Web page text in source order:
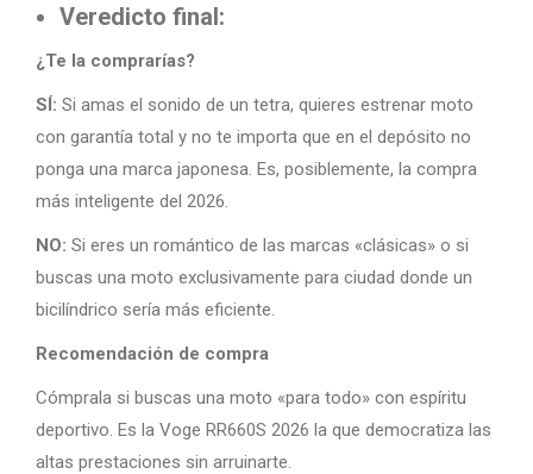
Veredicto final:
¿Te la comprarías?
SÍ: Si amas el sonido de un tetra, quieres estrenar moto
con garantía total y no te importa que en el depósito no
ponga una marca japonesa. Es, posiblemente, la compra
más inteligente del 2026.
NO: Si eres un romántico de las marcas «clásicas» o si
buscas una moto exclusivamente para ciudad donde un
bicilíndrico sería más eficiente.
Recomendación de compra
Cómprala si buscas una moto «para todo» con espíritu
deportivo. Es la Voge RR660S 2026 la que democratiza las
altas prestaciones sin arruinarte.